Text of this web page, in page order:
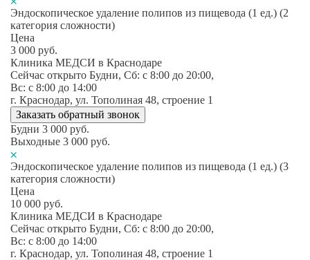
Эндоскопическое удаление полипов из пищевода (1 ед.) (2
категория сложности)
Цена
3 000 руб.
Клиника МЕДСИ в Краснодаре
Сейчас открыто Будни, Сб: c 8:00 до 20:00,
Вс: c 8:00 до 14:00
г. Краснодар, ул. Тополиная 48, строение 1
Заказать обратный звонок
Будни 3 000 руб.
Выходные 3 000 руб.
Эндоскопическое удаление полипов из пищевода (1 ед.) (3
категория сложности)
Цена
10 000 руб.
Клиника МЕДСИ в Краснодаре
Сейчас открыто Будни, Сб: c 8:00 до 20:00,
Вс: c 8:00 до 14:00
г. Краснодар, ул. Тополиная 48, строение 1